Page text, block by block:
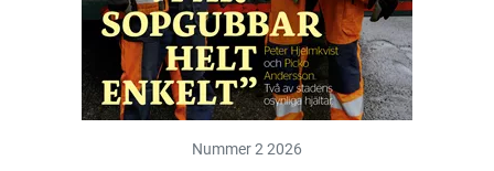
Nummer 2 2026